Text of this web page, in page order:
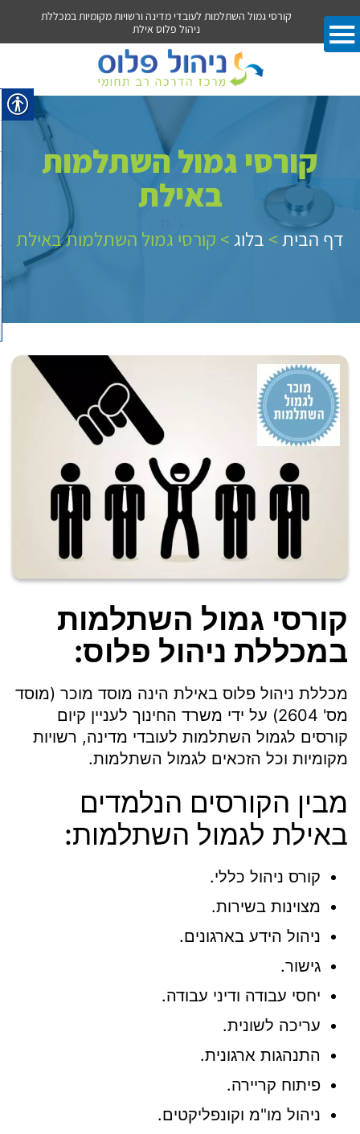
פלוס אילת
קורסי גמול השתלמות לעובדי מדינה ורשויות מקומיות במכללת
ניהול פלוס אילת
קורסי גמול השתלמות
באילת
דף הבית> בלוג > קורסי גמול השתלמות באילת
קורסי גמול השתלמות
במכללת ניהול פלוס:
מכללת ניהול פלוס באילת הינה מוסד מוכר (מוסד
מס' 2604) על ידי משרד החינוך לעניין קיום
קורסים לגמול השתלמות לעובדי מדינה, רשויות
מקומיות וכל הזכאים לגמול השתלמות.
מבין הקורסים הנלמדים
באילת לגמול השתלמות:
קורס ניהול כללי.
מצוינות בשירות.
ניהול הידע בארגונים.
גישור.
יחסי עבודה ודיני עבודה.
עריכה לשונית.
התנהגות ארגונית.
פיתוח קריירה.
ניהול מו"מ וקונפליקטים.